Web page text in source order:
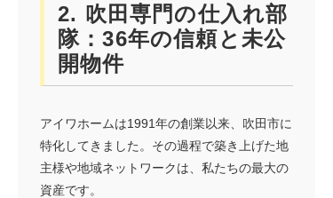
2. 吹田専門の仕入れ部
隊：36年の信頼と未公
開物件
アイワホームは1991年の創業以来、吹田市に
特化してきました。その過程で築き上げた地
主様や地域ネットワークは、私たちの最大の
資産です。